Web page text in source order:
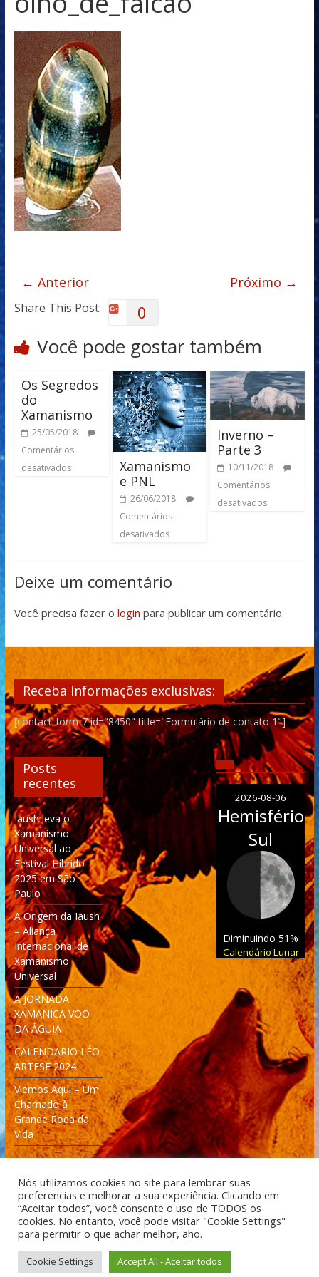
← Anterior Próximo →
Share This Post: 0
Você pode gostar também
Os Segredos
do
Xamanismo
25/05/2018
Comentários
desativados
Xamanismo
e PNL
26/06/2018
Comentários
desativados
Inverno –
Parte 3
10/11/2018
Comentários
desativados
Deixe um comentário
Você precisa fazer o login para publicar um comentário.
Receba informações exclusivas:
[contact-form-7 id="8450" title="Formulário de contato 1"]
Posts
recentes
Iaush leva o
Xamanismo
Universal ao
Festival Híbrido
2025 em São
Paulo
A Origem da Iaush
– Aliança
Internacional de
Xamanismo
Universal
A JORNADA
XAMANICA VOO
DA ÁGUIA
CALENDARIO LÉO
ARTESE 2024
Viemos Aqui – Um
Chamado à
Grande Roda da
Vida
2026-08-06
Hemisfério
Sul
Diminuindo 51%
Calendário Lunar
Desenvolvido: Moleculas4D - Engenharia Espacial e
Tecnologia [moleculas4d.com.br]
Nós utilizamos cookies no site para lembrar suas
preferencias e melhorar a sua experiência. Clicando em
“Aceitar todos”, você consente o uso de TODOS os
cookies. No entanto, você pode visitar "Cookie Settings"
para permitir o que achar melhor, aho.
Cookie Settings Accept All - Aceitar todos